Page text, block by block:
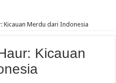
Kicauan Merdu dari Indonesia
Kicauan